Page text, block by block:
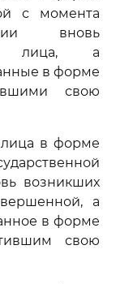
с момента
вновь
лица, а
в форме
свою
лица в форме
возникших
а
в форме
свою